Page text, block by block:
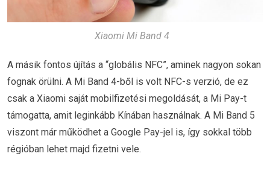
Xiaomi Mi Band 4
A másik fontos újítás a “globális NFC”, aminek nagyon sokan
fognak örülni. A Mi Band 4-ből is volt NFC-s verzió, de ez
csak a Xiaomi saját mobilfizetési megoldását, a Mi Pay-t
támogatta, amit leginkább Kínában használnak. A Mi Band 5
viszont már működhet a Google Pay-jel is, így sokkal több
régióban lehet majd fizetni vele.